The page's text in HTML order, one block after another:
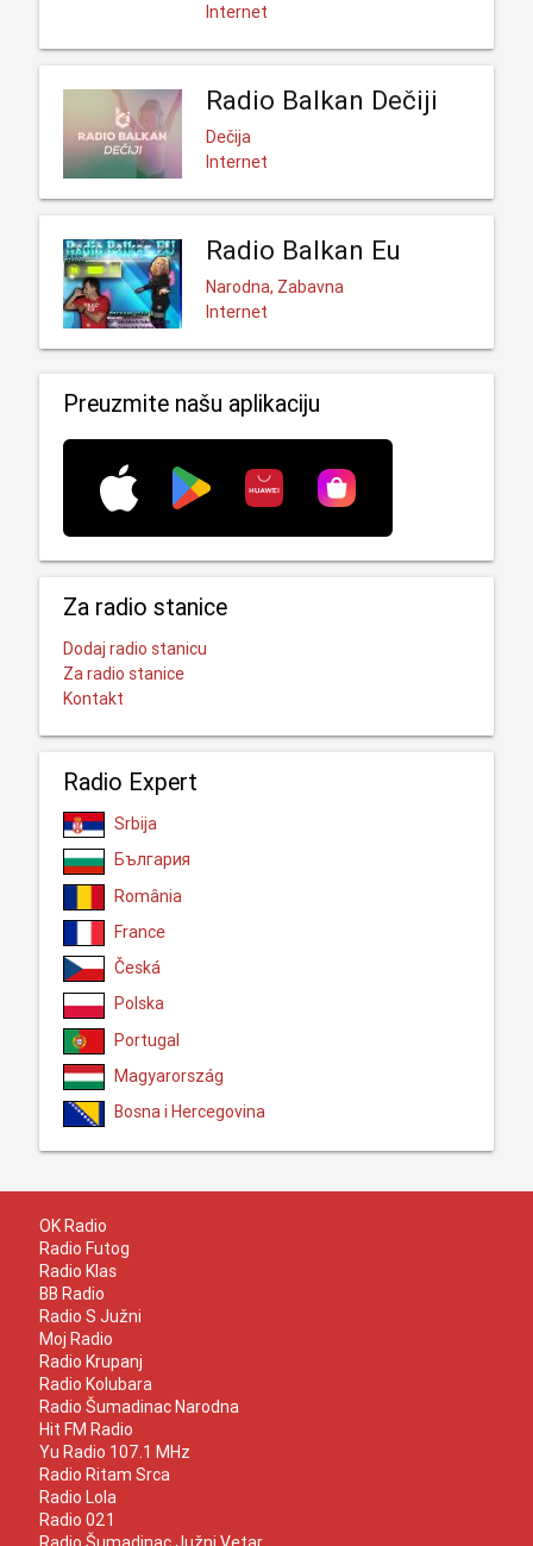
Internet
Radio Balkan Dečiji
Dečija
Internet
Radio Balkan Eu
Narodna, Zabavna
Internet
Preuzmite našu aplikaciju
Za radio stanice
Dodaj radio stanicu
Za radio stanice
Kontakt
Radio Expert
Srbija
България
România
France
Česká
Polska
Portugal
Magyarország
Bosna i Hercegovina
OK Radio
Radio Futog
Radio Klas
BB Radio
Radio S Južni
Moj Radio
Radio Krupanj
Radio Kolubara
Radio Šumadinac Narodna
Hit FM Radio
Yu Radio 107.1 MHz
Radio Ritam Srca
Radio Lola
Radio 021